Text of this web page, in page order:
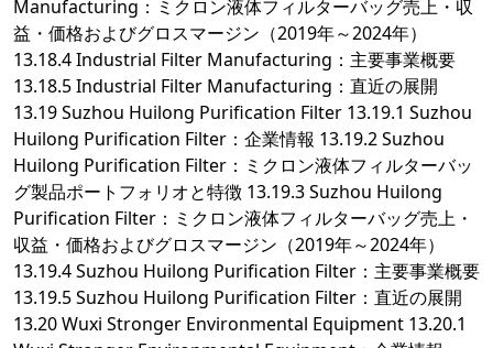
Manufacturing：ミクロン液体フィルターバッグ売上・収
益・価格およびグロスマージン（2019年～2024年）
13.18.4 Industrial Filter Manufacturing：主要事業概要
13.18.5 Industrial Filter Manufacturing：直近の展開
13.19 Suzhou Huilong Purification Filter 13.19.1 Suzhou
Huilong Purification Filter：企業情報 13.19.2 Suzhou
Huilong Purification Filter：ミクロン液体フィルターバッ
グ製品ポートフォリオと特徴 13.19.3 Suzhou Huilong
Purification Filter：ミクロン液体フィルターバッグ売上・
収益・価格およびグロスマージン（2019年～2024年）
13.19.4 Suzhou Huilong Purification Filter：主要事業概要
13.19.5 Suzhou Huilong Purification Filter：直近の展開
13.20 Wuxi Stronger Environmental Equipment 13.20.1